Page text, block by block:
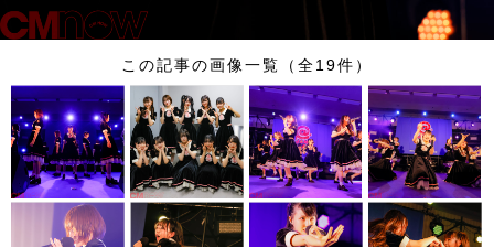
この記事の画像一覧（全19件）